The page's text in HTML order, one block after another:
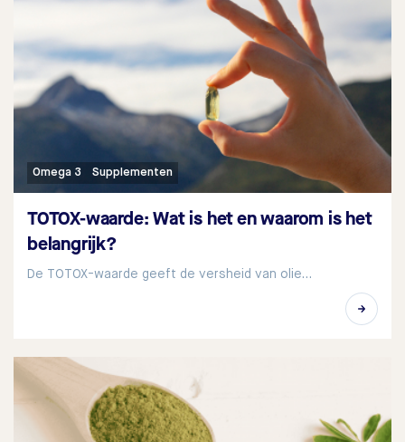
Omega 3 Supplementen
TOTOX-waarde: Wat is het en waarom is het
belangrijk?
De TOTOX-waarde geeft de versheid van olie…